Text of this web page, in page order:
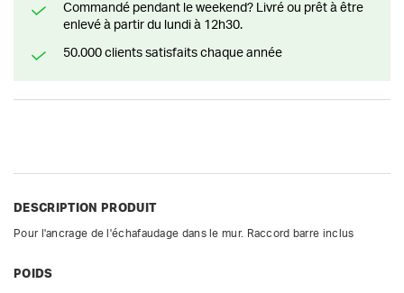
Commandé pendant le weekend? Livré ou prêt à être
enlevé à partir du lundi à 12h30.
50.000 clients satisfaits chaque année
DESCRIPTION PRODUIT
Pour l'ancrage de l'échafaudage dans le mur. Raccord barre inclus
POIDS